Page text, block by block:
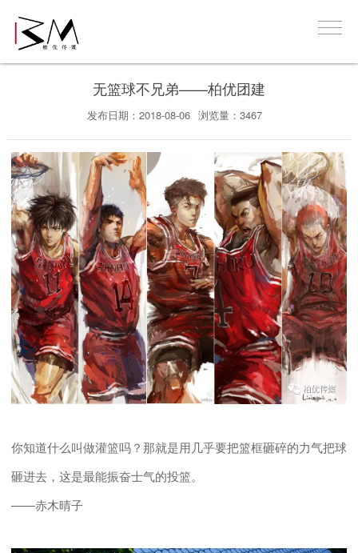
无篮球不兄弟——柏优团建
发布日期：2018-08-06 浏览量：3467
你知道什么叫做灌篮吗？那就是用几乎要把篮框砸碎的力气把球
砸进去，这是最能振奋士气的投篮。
——赤木晴子